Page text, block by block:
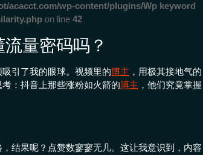
acacct.com/wp-content/plugins/Wp keyword
on line 42
量密码吗？
引了我的眼球。视频里的博主 ，用极其接地气的
：抖音上那些涨粉如火箭的博主 ，他们究竟掌握
，结果呢？点赞数寥寥无几。这让我意识到，内容